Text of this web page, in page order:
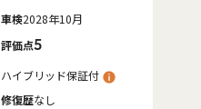
車検2028年10月
評価点5
ハイブリッド保証付
修復歴なし